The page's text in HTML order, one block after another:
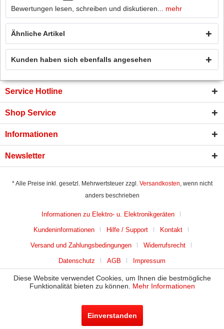
Bewertungen lesen, schreiben und diskutieren...
mehr
Ähnliche Artikel
Kunden haben sich ebenfalls angesehen
Service Hotline
Shop Service
Informationen
Newsletter
* Alle Preise inkl. gesetzl. Mehrwertsteuer zzgl. Versandkosten, wenn nicht
anders beschrieben
Informationen zu Elektro- u. Elektronikgeräten
Kundeninformationen Hilfe / Support Kontakt
Versand und Zahlungsbedingungen Widerrufsrecht
Datenschutz AGB Impressum
Diese Website verwendet Cookies, um Ihnen die bestmögliche
Funktionalität bieten zu können. Mehr Informationen
Einverstanden